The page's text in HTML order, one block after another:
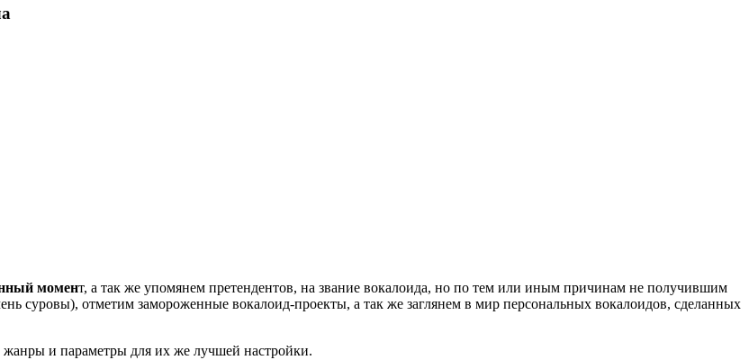
момент, а так же упомянем претендентов, на звание вокалоида, но по тем или иным причинам не получившим
суровы), отметим замороженные вокалоид-проекты, а так же заглянем в мир персональных вокалоидов, сделанных
и параметры для их же лучшей настройки.